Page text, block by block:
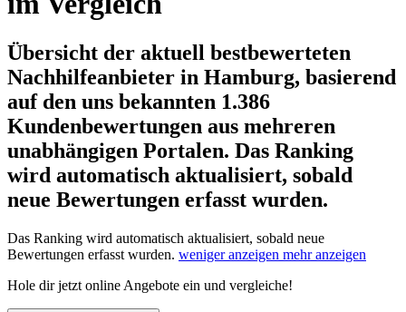
Übersicht der aktuell bestbewerteten
Nachhilfeanbieter in Hamburg, basierend
auf den uns bekannten 1.386
Kundenbewertungen aus mehreren
unabhängigen Portalen. Das Ranking
wird automatisch aktualisiert, sobald
neue Bewertungen erfasst wurden.
Das Ranking wird automatisch aktualisiert, sobald neue
Bewertungen erfasst wurden. weniger anzeigen mehr anzeigen
Hole dirjetzt online Angebote ein und vergleiche!